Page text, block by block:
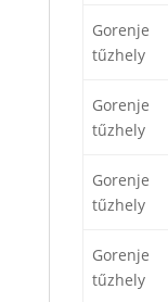
Gorenje
tűzhely
Gorenje
tűzhely
Gorenje
tűzhely
Gorenje
tűzhely